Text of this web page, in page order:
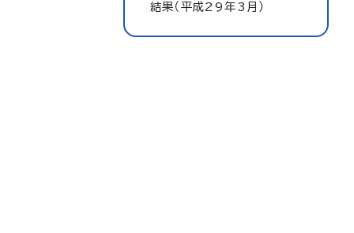
結果（平成29年3月）